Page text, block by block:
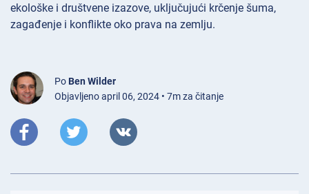
ekološke i društvene izazove, uključujući krčenje šuma,
zagađenje i konflikte oko prava na zemlju.
Po Ben Wilder
Objavljeno april 06, 2024 • 7m za čitanje